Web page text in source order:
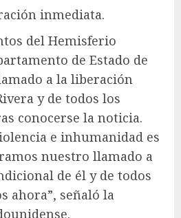
inmediata.
del Hemisferio
de Estado de
a la liberación
y de todos los
conocerse la noticia.
e inhumanidad es
nuestro llamado a
de él y de todos
ahora”, señaló la